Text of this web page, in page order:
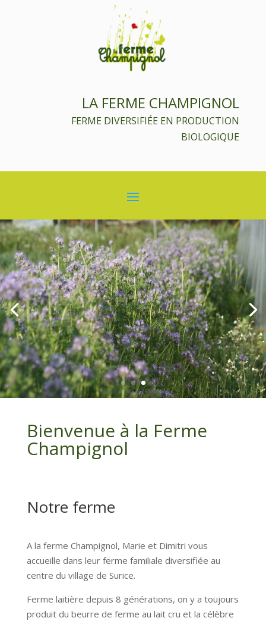
LA FERME CHAMPIGNOL
FERME DIVERSIFIÉE EN PRODUCTION
BIOLOGIQUE
Bienvenue à la Ferme
Champignol
Notre ferme
A la ferme Champignol, Marie et Dimitri vous
accueille dans leur ferme familiale diversifiée au
centre du village de Surice.
Ferme laitière depuis 8 générations, on y a toujours
produit du beurre de ferme au lait cru et la célèbre